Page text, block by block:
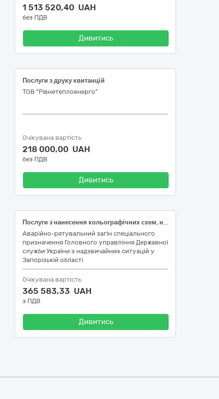
1 513 520,40 UAH
без ПДВ
Дивитись
Послуги з друку квитанцій
ТОВ "Рівнетеплоенерго"
Очікувана вартість
218 000,00 UAH
без ПДВ
Дивитись
Послуги з нанесення кольографічних схем, на оперативні, спеціалізовані та спеціальні транспортні засоби
Аварійно-рятувальний загін спеціального
призначення Головного управління Державної
служби України з надзвичайних ситуацій у
Запорізькій області
Очікувана вартість
365 583,33 UAH
з ПДВ
Дивитись